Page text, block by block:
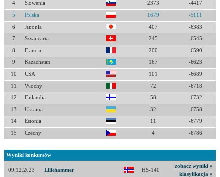
4 Słowenia 2373 -4417
5 Polska 1679 -5111
6 Japonia 407 -6383
7 Szwajcaria 245 -6545
8 Francja 200 -6590
9 Kazachstan 167 -6623
10 USA 101 -6689
11 Włochy 72 -6718
12 Finlandia 58 -6732
13 Ukraina 32 -6758
14 Estonia 11 -6779
15 Czechy 4 -6786
Wyniki konkursów
09.12.2023 Lillehammer HS-140
zobacz wyniki »
klasyfikacja »